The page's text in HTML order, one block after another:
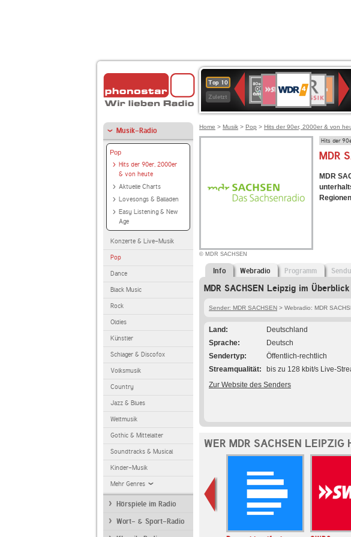
Top 10
Zuletzt
Deutschlandfunk
80er
90er
OLDIE
ANTENNE
4
KLASSIK
Kultur
Kultur
2
Musik-Radio
Pop
Hits der 90er, 2000er
& von heute
Aktuelle Charts
Lovesongs & Balladen
Easy Listening & New
Age
Konzerte & Live-Musik
Pop
Dance
Black Music
Rock
Oldies
Künstler
Schlager & Discofox
Volksmusik
Country
Jazz & Blues
Weltmusik
Gothic & Mittelalter
Soundtracks & Musical
Kinder-Musik
Mehr Genres
Hörspiele im Radio
Wort- & Sport-Radio
Home > Musik > Pop > Hits der 90er, 2000er & von
© MDR SACHSEN
Hits der
MDR
MDR
Info Webradio Programm
MDR SACHSEN Leipzig im Überblick
Sender: MDR SACHSEN > Webradio: MDR
Land
Deutschland
Sprache
Deutsch
Sendertyp
Öffentlich-rechtlich
Streamqualität
bis zu 128 kbit/s Live-
Zur Website des Senders
WER MDR SACHSEN LEIPZIG